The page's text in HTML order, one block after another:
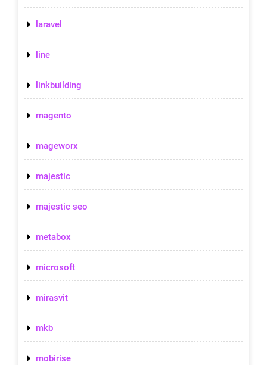
laravel
line
linkbuilding
magento
mageworx
majestic
majestic seo
metabox
microsoft
mirasvit
mkb
mobirise